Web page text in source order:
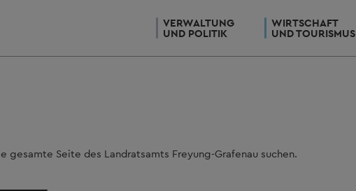
VERWALTUNG
UND POLITIK
WIRTSCHAFT
UND TOURISMUS
gesamte Seite des Landratsamts Freyung-Grafenau suchen.